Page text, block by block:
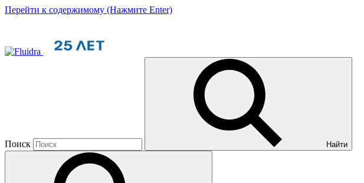
Перейти к содержимому (Нажмите Enter)
Поиск Найти